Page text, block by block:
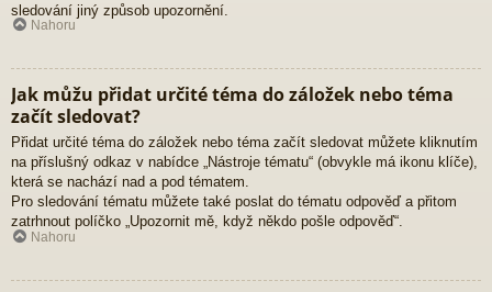
sledování jiný způsob upozornění.
Nahoru
Jak můžu přidat určité téma do záložek nebo téma
začít sledovat?
Přidat určité téma do záložek nebo téma začít sledovat můžete kliknutím
na příslušný odkaz v nabídce „Nástroje tématu“ (obvykle má ikonu klíče),
která se nachází nad a pod tématem.
Pro sledování tématu můžete také poslat do tématu odpověď a přitom
zatrhnout políčko „Upozornit mě, když někdo pošle odpověď“.
Nahoru